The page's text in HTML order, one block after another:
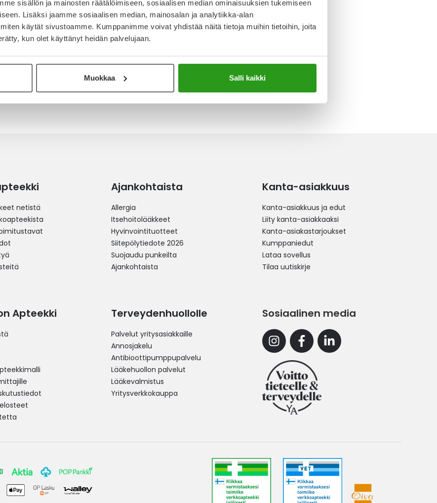
sisällön ja mainosten räätälöimiseen, sosiaalisen median ominaisuuksien tukemiseen
Lisäksi jaamme sosiaalisen median, mainosalan ja analytiikka-alan
käytät sivustoamme. Kumppanimme voivat yhdistää näitä tietoja muihin tietoihin, joita
kun olet käyttänyt heidän palvelujaan.
Muokkaa Salli kaikki
netistä
Ajankohtaista
Allergia
Itsehoitolääkkeet
Hyvinvointituotteet
Siitepölytiedote 2026
Suojaudu punkeilta
Ajankohtaista
Kanta-asiakkuus
Kanta-asiakkuus ja edut
Liity kanta-asiakkaaksi
Kanta-asiakastarjoukset
Kumppaniedut
Lataa sovellus
Tilaa uutiskirje
Apteekki Terveydenhuollolle
Palvelut yritysasiakkaille
Annosjakelu
Antibioottipumppupalvelu
Lääkehuollon palvelut
Lääkevalmistus
Yritysverkkokauppa
Sosiaalinen media
InstagramFacebookLinkedin